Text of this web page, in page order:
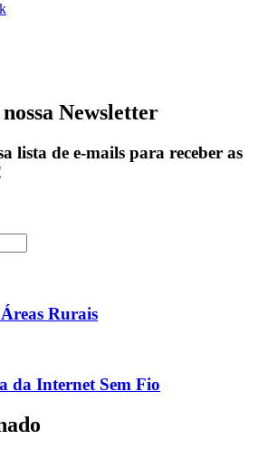
Newsletter
lista de e-mails para receber as
Rurais
da Internet Sem Fio